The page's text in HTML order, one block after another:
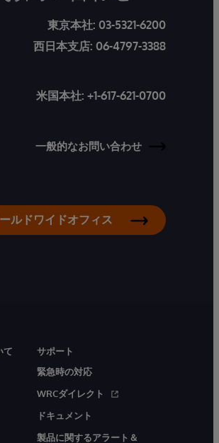
東京本社: 03-5321-6200
西日本支店: 06-4797-3388
米国本社: +1-617-621-0700
一般的なお問い合わせ
ルドワイドオフィス
て
サポート
緊急時の対応
WRCダイレクト
ドキュメント
製品に関するアラート＆